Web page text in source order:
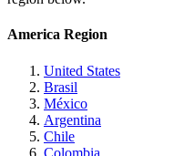
America Region
United States
Brasil
México
Argentina
Chile
Colombia